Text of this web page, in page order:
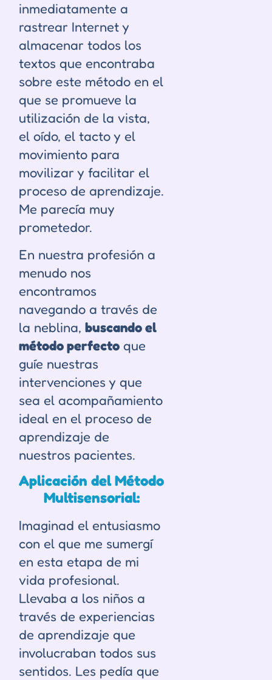
inmediatamente a
rastrear Internet y
almacenar todos los
textos que encontraba
sobre este método en el
que se promueve la
utilización de la vista,
el oído, el tacto y el
movimiento para
movilizar y facilitar el
proceso de aprendizaje.
Me parecía muy
prometedor.
En nuestra profesión a
menudo nos
encontramos
navegando a través de
la neblina, buscando el
método perfecto que
guíe nuestras
intervenciones y que
sea el acompañamiento
ideal en el proceso de
aprendizaje de
nuestros pacientes.
Aplicación del Método
Multisensorial:
Imaginad el entusiasmo
con el que me sumergí
en esta etapa de mi
vida profesional.
Llevaba a los niños a
través de experiencias
de aprendizaje que
involucraban todos sus
sentidos. Les pedía que